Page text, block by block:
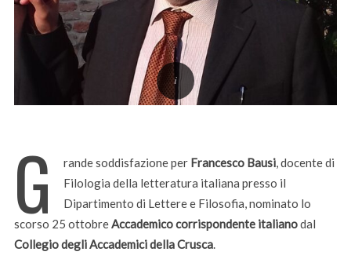
G rande soddisfazione per Francesco Bausi, docente di
Filologia della letteratura italiana presso il
Dipartimento di Lettere e Filosofia, nominato lo
scorso 25 ottobreAccademico corrispondente italianodal
Collegio degli Accademici della Crusca.